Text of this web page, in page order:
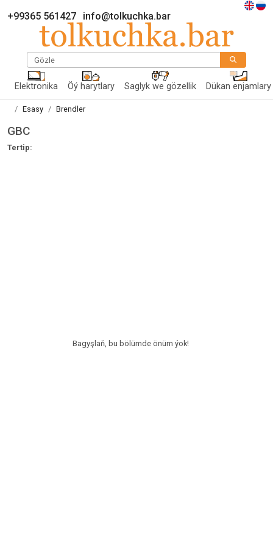
+99365 561427 info@tolkuchka.bar
Gözle
Elektronika Öý harytlary Saglyk we gözellik Dükan enjamlary
Esasy Brendler
GBC
Tertip:
Bagyşlaň, bu bölümde önüm ýok!